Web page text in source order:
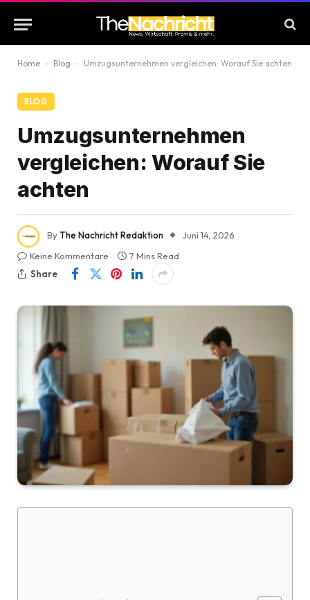
Home - Blog - Umzugsunternehmen vergleichen: Worauf Sie achten
BLOG
Umzugsunternehmen
vergleichen: Worauf Sie
achten
ByThe Nachricht Redaktion
Juni 14, 2026
Keine Kommentare
7 Mins Read
Share